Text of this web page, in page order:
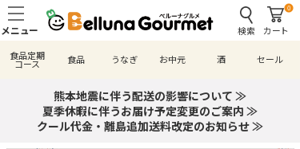
検索
0
カート
食品定期
コース 食品 うなぎ お中元 酒 セール
熊本地震に伴う配送の影響について ≫
夏季休暇に伴うお届け予定変更のご案内 ≫
クール代金・離島追加送料改定のお知らせ ≫